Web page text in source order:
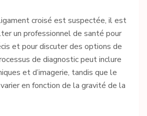
croisé est suspectée, il est
un professionnel de santé pour
et pour discuter des options de
de diagnostic peut inclure
et d’imagerie, tandis que le
en fonction de la gravité de la